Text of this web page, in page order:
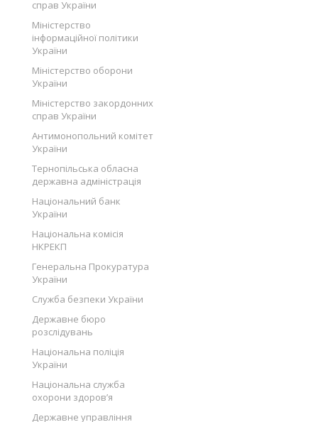
справ України
Міністерство
інформаційної політики
України
Міністерство оборони
України
Міністерство закордонних
справ України
Антимонопольний комітет
України
Тернопільська обласна
державна адміністрація
Національний банк
України
Національна комісія
НКРЕКП
Генеральна Прокуратура
України
Служба безпеки України
Державне бюро
розслідувань
Національна поліція
України
Національна служба
охорони здоров’я
Державне управління